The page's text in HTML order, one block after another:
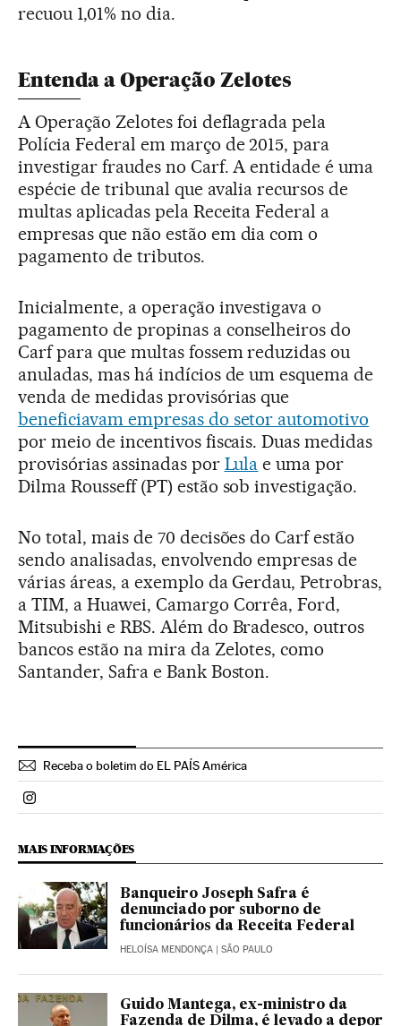
recuou 1,01% no dia.
Entenda a Operação Zelotes
A Operação Zelotes foi deflagrada pela
Polícia Federal em março de 2015, para
investigar fraudes no Carf. A entidade é uma
espécie de tribunal que avalia recursos de
multas aplicadas pela Receita Federal a
empresas que não estão em dia com o
pagamento de tributos.
Inicialmente, a operação investigava o
pagamento de propinas a conselheiros do
Carf para que multas fossem reduzidas ou
anuladas, mas há indícios de um esquema de
venda de medidas provisórias que
beneficiavam empresas do setor automotivo
por meio de incentivos fiscais. Duas medidas
provisórias assinadas por Lula e uma por
Dilma Rousseff (PT) estão sob investigação.
No total, mais de 70 decisões do Carf estão
sendo analisadas, envolvendo empresas de
várias áreas, a exemplo da Gerdau, Petrobras,
a TIM, a Huawei, Camargo Corrêa, Ford,
Mitsubishi e RBS. Além do Bradesco, outros
bancos estão na mira da Zelotes, como
Santander, Safra e Bank Boston.
Receba o boletim do EL PAÍS América
Politica El País Brasil en Instagram
MAIS INFORMAÇÕES
Banqueiro Joseph Safra é
denunciado por suborno de
funcionários da Receita Federal
HELOÍSA MENDONÇA | SÃO PAULO
Guido Mantega, ex-ministro da
Fazenda de Dilma, é levado a depor